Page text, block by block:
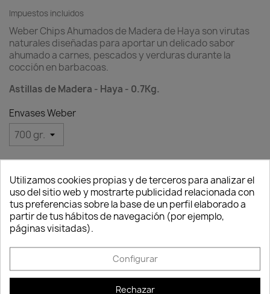
Impuestos incluidos
Weber Chips Ahumados de Madera de Haya son virutas
naturales diseñadas para aportar un delicado sabor
ahumado a carnes, pescados y verduras durante la
cocción en barbacoas.
Astillas de Madera - Haya - 0.7Kg.
Envases Weber
 AÑADIR AL CARRITO favorite_border
Descripción Detalles del producto
Utilizamos cookies propias y de terceros para analizar el
uso del sitio web y mostrarte publicidad relacionada con
tus preferencias sobre la base de un perfil elaborado a
partir de tus hábitos de navegación (por ejemplo,
páginas visitadas).
Configurar
Rechazar Consentimiento de cookies